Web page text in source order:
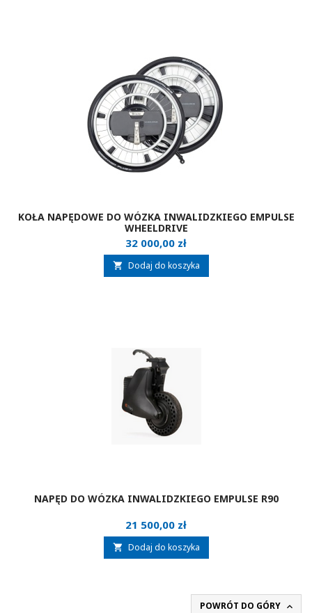
KOŁA NAPĘDOWE DO WÓZKA INWALIDZKIEGO EMPULSE
WHEELDRIVE
Cena
32 000,00 zł
 Dodaj do koszyka
NAPĘD DO WÓZKA INWALIDZKIEGO EMPULSE R90
Cena
21 500,00 zł
 Dodaj do koszyka
POWRÓT DO GÓRY 